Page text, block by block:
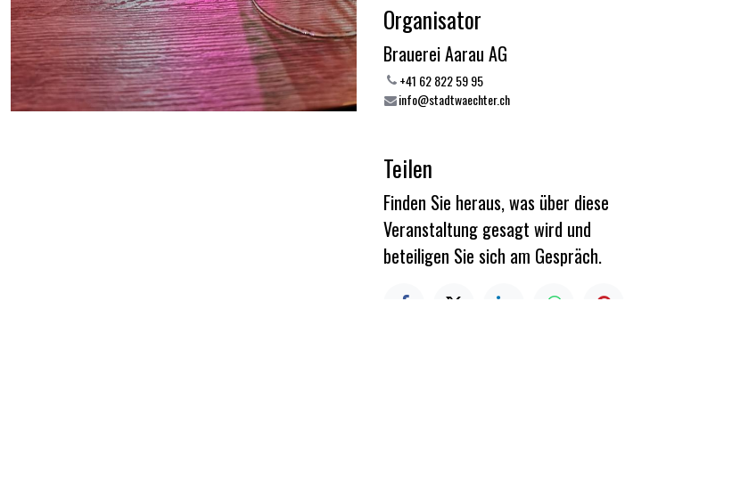
Organisator
Brauerei Aarau AG
+41 62 822 59 95
info@stadtwaechter.ch
Teilen
Finden Sie heraus, was über diese
Veranstaltung gesagt wird und
beteiligen Sie sich am Gespräch.